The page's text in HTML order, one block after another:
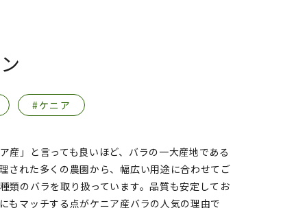
#ケニア
産」と言っても良いほど、バラの一大産地である
された多くの農園から、幅広い用途に合わせてご
類のバラを取り扱っています。品質も安定してお
もマッチする点がケニア産バラの人気の理由で